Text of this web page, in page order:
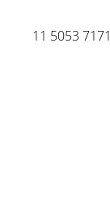
11 5053